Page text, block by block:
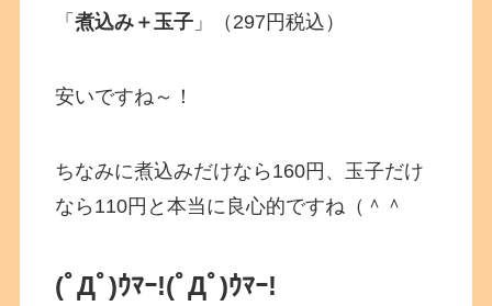
「煮込み＋玉子 」（297円税込）
安いですね～！
ちなみに煮込みだけなら160円、玉子だけ
なら110円と本当に良心的ですね（＾＾
(ﾟДﾟ)ｳﾏｰ!(ﾟДﾟ)ｳﾏｰ!